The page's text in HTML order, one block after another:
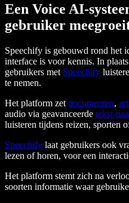
Een Voice AI-
gebruiker
Speechify is gebouwd rond het
interface is voor kennis. In
gebruikers met Speechify
te nemen.
Het platform zet documenten,
audio via geavanceerde tekst-
luisteren tijdens reizen, sporten
Speechify laat gebruikers ook
lezen of horen, voor een
Het platform stemt zich na
soorten informatie waar